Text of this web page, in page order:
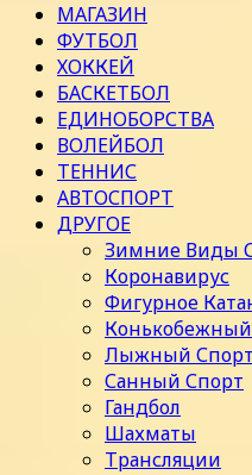
МАГАЗИН
ФУТБОЛ
ХОККЕЙ
БАСКЕТБОЛ
ЕДИНОБОРСТВА
ВОЛЕЙБОЛ
ТЕННИС
АВТОСПОРТ
ДРУГОЕ
Зимние Виды
Коронавирус
Фигурное
Лыжный Спорт
Санный Спорт
Гандбол
Шахматы
Трансляции